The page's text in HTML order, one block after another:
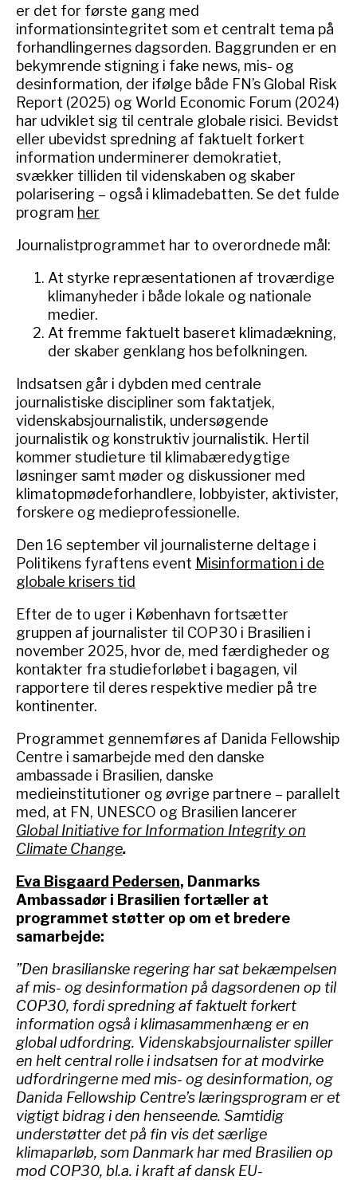
er det for første gang med
informationsintegritet som et centralt tema på
forhandlingernes dagsorden. Baggrunden er en
bekymrende stigning i fake news, mis- og
desinformation, der ifølge både FN’s Global Risk
Report (2025) og World Economic Forum (2024)
har udviklet sig til centrale globale risici. Bevidst
eller ubevidst spredning af faktuelt forkert
information underminerer demokratiet,
svækker tilliden til videnskaben og skaber
polarisering – også i klimadebatten. Se det fulde
program her
Journalistprogrammet har to overordnede mål:
At styrke repræsentationen af troværdige
klimanyheder i både lokale og nationale
medier.
At fremme faktuelt baseret klimadækning,
der skaber genklang hos befolkningen.
Indsatsen går i dybden med centrale
journalistiske discipliner som faktatjek,
videnskabsjournalistik, undersøgende
journalistik og konstruktiv journalistik. Hertil
kommer studieture til klimabæredygtige
løsninger samt møder og diskussioner med
klimatopmødeforhandlere, lobbyister, aktivister,
forskere og medieprofessionelle.
Den 16 september vil journalisterne deltage i
Politikens fyraftens event Misinformation i de
globale krisers tid
Efter de to uger i København fortsætter
gruppen af journalister til COP30 i Brasilien i
november 2025, hvor de, med færdigheder og
kontakter fra studieforløbet i bagagen, vil
rapportere til deres respektive medier på tre
kontinenter.
Programmet gennemføres af Danida Fellowship
Centre i samarbejde med den danske
ambassade i Brasilien, danske
medieinstitutioner og øvrige partnere – parallelt
med, at FN, UNESCO og Brasilien lancerer
Global Initiative for Information Integrity on
Climate Change.
Eva Bisgaard Pedersen, Danmarks
Ambassadør i Brasilien fortæller at
programmet støtter op om et bredere
samarbejde:
”Den brasilianske regering har sat bekæmpelsen
af mis- og desinformation på dagsordenen op til
COP30, fordi spredning af faktuelt forkert
information også i klimasammenhæng er en
global udfordring. Videnskabsjournalister spiller
en helt central rolle i indsatsen for at modvirke
udfordringerne med mis- og desinformation, og
Danida Fellowship Centre’s læringsprogram er et
vigtigt bidrag i den henseende. Samtidig
understøtter det på fin vis det særlige
klimaparløb, som Danmark har med Brasilien op
mod COP30, bl.a. i kraft af dansk EU-